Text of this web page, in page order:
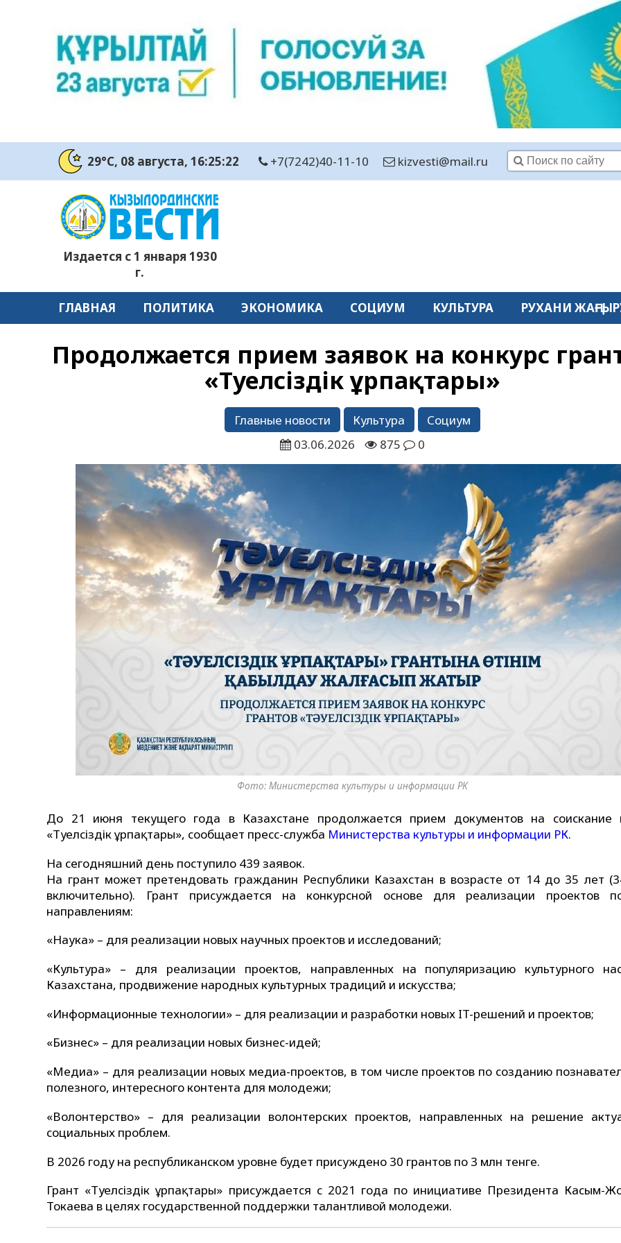
29°C, 08 августа, 16:25:23 +7(7242)40-11-10 kizvesti@mail.ru
Издается с 1 января 1930
г.
ГЛАВНАЯ ПОЛИТИКА ЭКОНОМИКА СОЦИУМ КУЛЬТУРА РУХАНИ
Продолжается прием заявок на конкурс
«Тәуелсіздік ұрпақтары»
Главные новости Культура
Социум
03.06.2026
875 0
Фото: Министерства культуры и информации РК
До 21 июня текущего года в Казахстане продолжается прием документов на соискание
«Тәуелсіздік ұрпақтары», сообщает пресс-служба Министерства культуры и информации РК.
На сегодняшний день поступило 439 заявок.
На грант может претендовать гражданин Республики Казахстан в возрасте от 14 до 35 лет
включительно). Грант присуждается на конкурсной основе для реализации проектов
направлениям:
«Наука» – для реализации новых научных проектов и исследований;
«Культура» – для реализации проектов, направленных на популяризацию культурного
Казахстана, продвижение народных культурных традиций и искусства;
«Информационные технологии» – для реализации и разработки новых IT-решений и проектов;
«Бизнес» – для реализации новых бизнес-идей;
«Медиа» – для реализации новых медиа-проектов, в том числе проектов по созданию
полезного, интересного контента для молодежи;
«Волонтерство» – для реализации волонтерских проектов, направленных на решение
социальных проблем.
В 2026 году на республиканском уровне будет присуждено 30 грантов по 3 млн тенге.
Грант «Тәуелсіздік ұрпақтары» присуждается с 2021 года по инициативе Президента Касым-
Токаева в целях государственной поддержки талантливой молодежи.